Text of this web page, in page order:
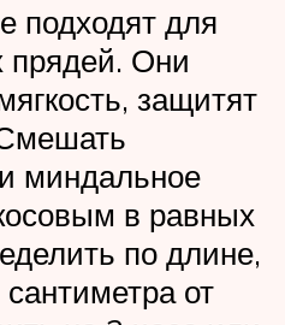
подходят для
прядей. Они
защитят
миндальное
в равных
по длине,
от